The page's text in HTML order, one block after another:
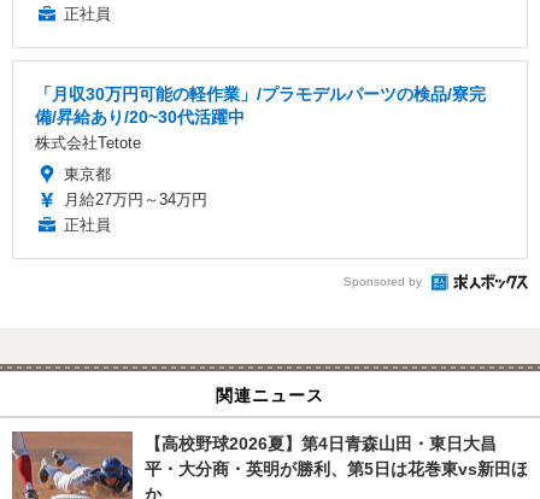
正社員
「月収30万円可能の軽作業」/プラモデルパーツの検品/寮完
備/昇給あり/20~30代活躍中
株式会社Tetote
東京都
月給27万円～34万円
正社員
Sponsored by
関連ニュース
【高校野球2026夏】第4日青森山田・東日大昌
平・大分商・英明が勝利、第5日は花巻東vs新田ほ
か